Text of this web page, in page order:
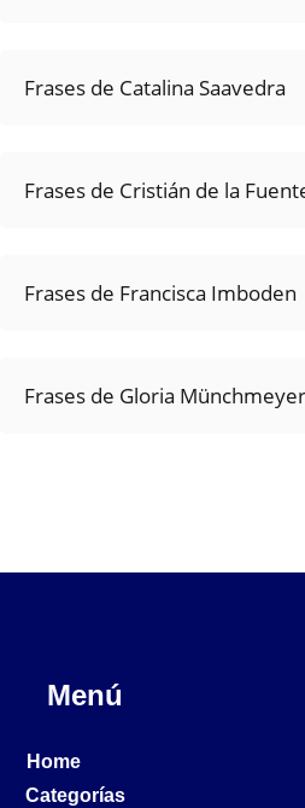
Frases de Catalina Saavedra
Frases de Cristián de la
Frases de Francisca Imboden
Frases de Gloria Münchmeyer
Menú
Home
Categorías